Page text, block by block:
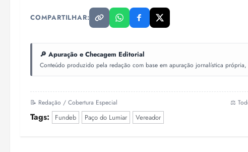
COMPARTILHAR:
🔎 Apuração e Checagem Editorial
Conteúdo produzido pela redação com base em apuração jornalística
📝 Redação / Cobertura Especial ⚖️
Tags: Fundeb Paço do Lumiar Vereador